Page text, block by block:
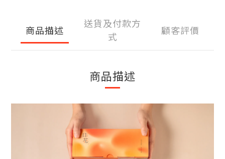
商品描述
送貨及付款方
式
顧客評價
商品描述